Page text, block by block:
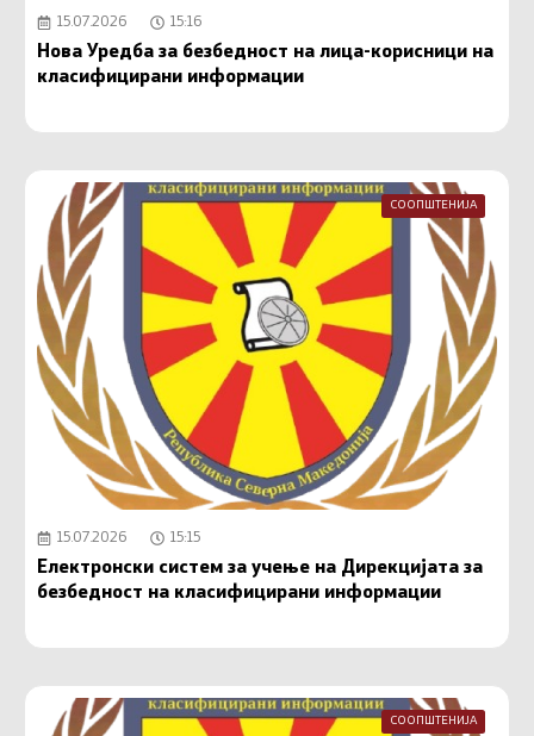
15.07.2026 15:16
Нова Уредба за безбедност на лица-корисници на
класифицирани информации
СООПШТЕНИЈА
15.07.2026 15:15
Електронски систем за учење на Дирекцијата за
безбедност на класифицирани информации
СООПШТЕНИЈА